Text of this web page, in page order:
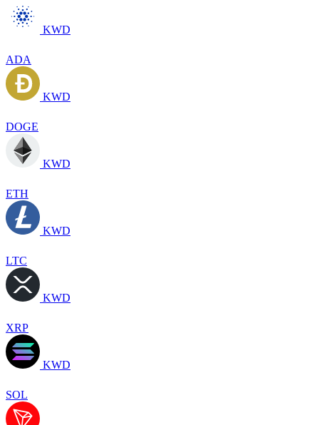
KWD
ADA
KWD
DOGE
KWD
ETH
KWD
LTC
KWD
XRP
KWD
SOL